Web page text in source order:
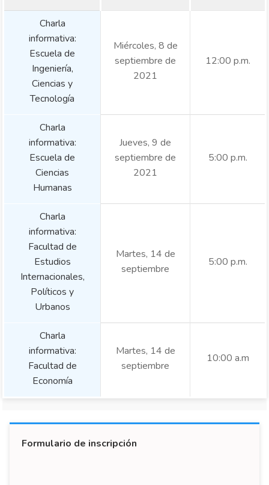
Charla
informativa:
Escuela de
Ingeniería,
Ciencias y
Tecnología
Miércoles, 8 de
septiembre de
2021
12:00 p.m.
Charla
informativa:
Escuela de
Ciencias
Humanas
Jueves, 9 de
septiembre de
2021
5:00 p.m.
Charla
informativa:
Facultad de
Estudios
Internacionales,
Políticos y
Urbanos
Martes, 14 de
septiembre
5:00 p.m.
Charla
informativa:
Facultad de
Economía
Martes, 14 de
septiembre
10:00 a.m
Formulario de inscripción